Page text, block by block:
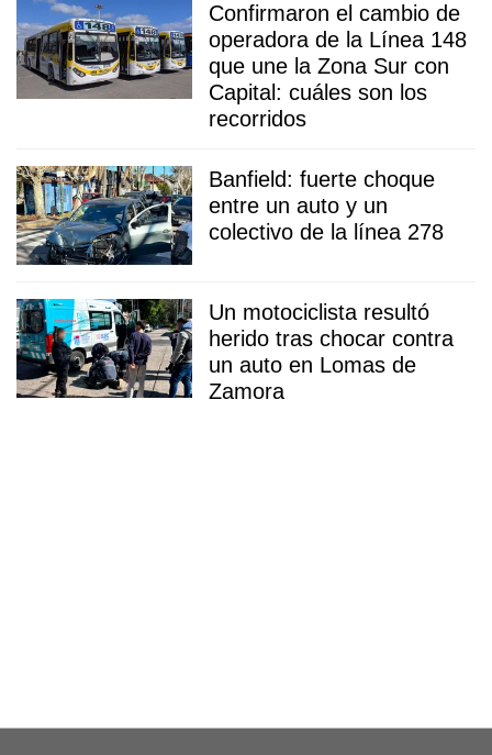
Confirmaron el cambio de
operadora de la Línea 148
que une la Zona Sur con
Capital: cuáles son los
recorridos
Banfield: fuerte choque
entre un auto y un
colectivo de la línea 278
Un motociclista resultó
herido tras chocar contra
un auto en Lomas de
Zamora